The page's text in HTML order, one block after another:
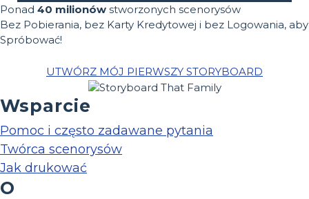
Ponad 40 milionów stworzonych scenorysów
Bez Pobierania, bez Karty Kredytowej i bez Logowania, aby
Spróbować!
UTWÓRZ MÓJ PIERWSZY STORYBOARD
Wsparcie
Pomoc i często zadawane pytania
Twórca scenorysów
Jak drukować
O